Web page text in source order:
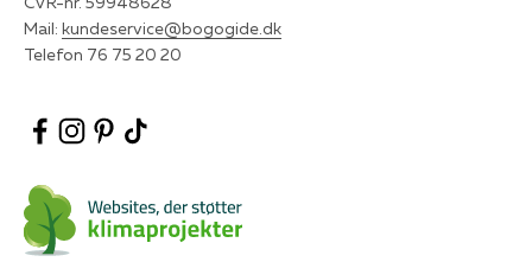
Mail: kundeservice@bogogide.dk
Telefon 76 75 20 20